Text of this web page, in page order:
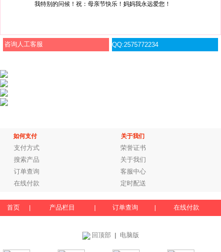
我特别的问候！祝：母亲节快乐！妈妈我永远爱您！
咨询人工客服 QQ:2575772234
如何支付 关于我们
支付方式
荣誉证书
搜索产品
关于我们
订单查询
客服中心
在线付款
定时配送
首页 产品栏目 订单查询 在线付款
回顶部 电脑版